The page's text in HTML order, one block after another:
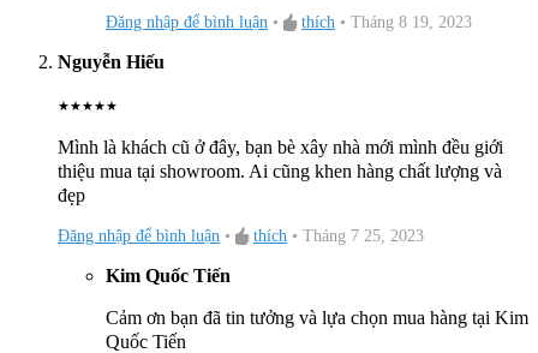
Đăng nhập để bình luận • thích • Tháng 8 19, 2023
Nguyễn Hiếu
★★★★★
Mình là khách cũ ở đây, bạn bè xây nhà mới mình đều giới
thiệu mua tại showroom. Ai cũng khen hàng chất lượng và
đẹp
Đăng nhập để bình luận • thích • Tháng 7 25, 2023
Kim Quốc Tiến
Cảm ơn bạn đã tin tưởng và lựa chọn mua hàng tại Kim
Quốc Tiến